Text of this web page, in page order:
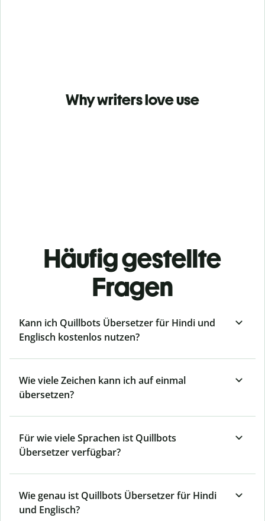
Why writers love use
Häufig gestellte
Fragen
Kann ich Quillbots Übersetzer für Hindi und
Englisch kostenlos nutzen?
Wie viele Zeichen kann ich auf einmal
übersetzen?
Für wie viele Sprachen ist Quillbots
Übersetzer verfügbar?
Wie genau ist Quillbots Übersetzer für Hindi
und Englisch?